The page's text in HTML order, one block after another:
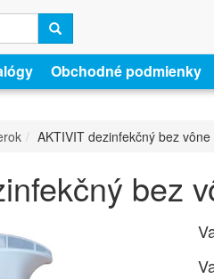
Obchodné podmienky
AKTIVIT dezinfekčný bez
bez